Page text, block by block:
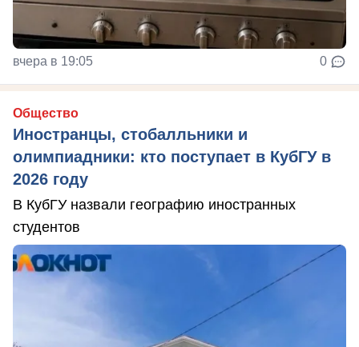
вчера в 19:05 0
Общество
Иностранцы, стобалльники и
олимпиадники: кто поступает в КубГУ в
2026 году
В КубГУ назвали географию иностранных
студентов